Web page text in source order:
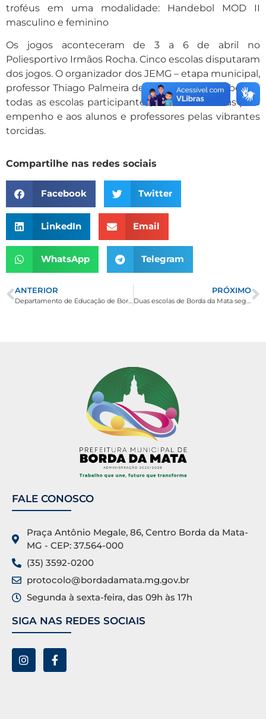
troféus em uma modalidade: Handebol MOD II
masculino e feminino
Os jogos aconteceram de 3 a 6 de abril no
Poliesportivo Irmãos Rocha. Cinco escolas disputaram
dos jogos. O organizador dos JEMG – etapa municipal,
professor Thiago Palmeira de Senna Lima, parabeniza
todas as escolas participantes, os alunos-atletas pelo
empenho e aos alunos e professores pelas vibrantes
torcidas.
Compartilhe nas redes sociais
Facebook Twitter
LinkedIn Email
WhatsApp Telegram
ANTERIOR PRÓXIMO
FALE CONOSCO
Praça Antônio Megale, 86, Centro Borda da Mata-
MG - CEP: 37.564-000
(35) 3592-0200
protocolo@bordadamata.mg.gov.br
Segunda à sexta-feira, das 09h às 17h
SIGA NAS REDES SOCIAIS